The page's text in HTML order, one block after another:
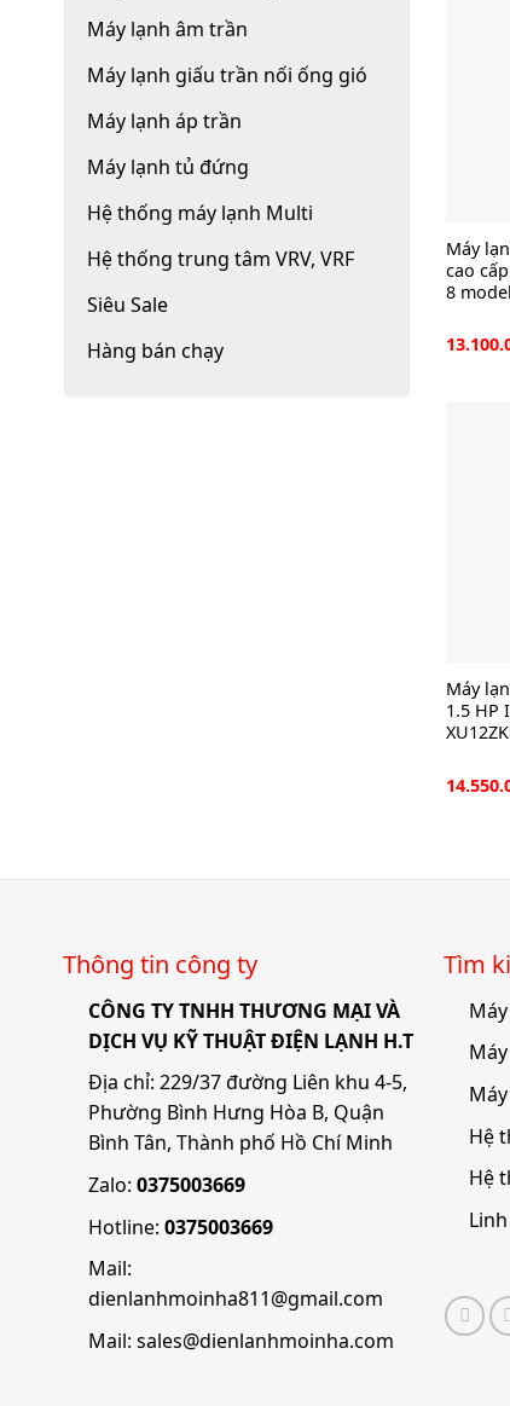
Máy lạnh âm trần
Máy lạnh giấu trần nối ống gió
Máy lạnh áp trần
Máy lạnh tủ đứng
Hệ thống máy lạnh Multi
Hệ thống trung tâm VRV, VRF
Siêu Sale
Hàng bán chạy
Máy
cao
8
Máy
1.5 HP
Thông tin công ty
CÔNG TY TNHH THƯƠNG MẠI VÀ
DỊCH VỤ KỸ THUẬT ĐIỆN LẠNH H.T
Địa chỉ: 229/37 đường Liên khu 4-5,
Phường Bình Hưng Hòa B, Quận
Bình Tân, Thành phố Hồ Chí Minh
Zalo: 0375003669
Hotline: 0375003669
Mail:
dienlanhmoinha811@gmail.com
Mail: sales@dienlanhmoinha.com
Tìm
Hệ
Hệ